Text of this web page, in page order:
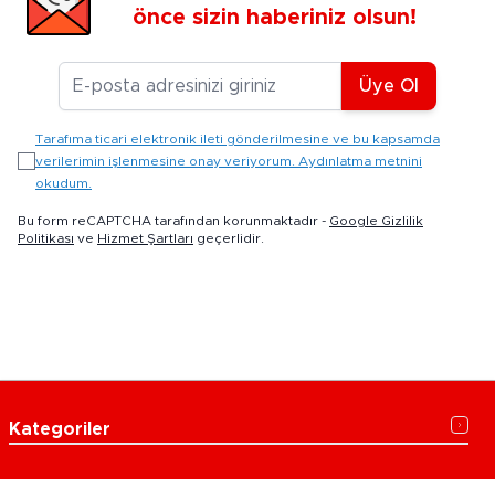
önce sizin haberiniz olsun!
E-posta Adresiniz
Üye Ol
Tarafıma ticari elektronik ileti gönderilmesine ve bu kapsamda
verilerimin işlenmesine onay veriyorum. Aydınlatma metnini
okudum.
Bu form reCAPTCHA tarafından korunmaktadır - Google Gizlilik
Politikası ve Hizmet Şartları geçerlidir.
Kategoriler